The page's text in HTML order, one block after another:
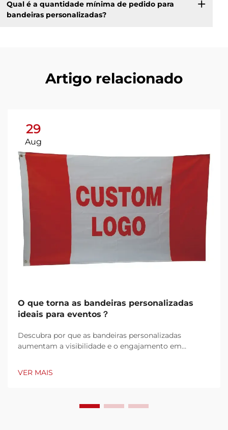
Qual é a quantidade mínima de pedido para
bandeiras personalizadas?
Artigo relacionado
29
Aug
O que torna as bandeiras personalizadas
ideais para eventos？
Descubra por que as bandeiras personalizadas
aumentam a visibilidade e o engajamento em
multidões e elevam a presença do seu brand.
VER MAIS